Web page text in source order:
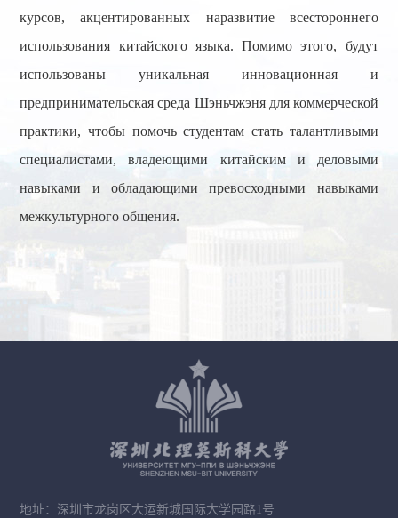
курсов, акцентированных наразвитие всестороннего
использования китайского языка. Помимо этого,
будут
использованы уникальная инновационная и
предпринимательская среда Шэньчжэня для коммерческой
практики, чтобы помочь студентам стать талантливыми
специалистами, владеющими китайским и деловыми
навыками и обладающими превосходными навыками
межкультурного общения.
地址：深圳市龙岗区大运新城国际大学园路1号